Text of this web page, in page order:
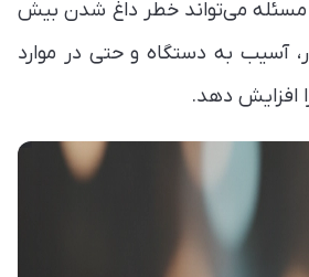
مسئله می‌تواند خطر داغ شدن بیش
آسیب به دستگاه و حتی در موارد
افزایش دهد.